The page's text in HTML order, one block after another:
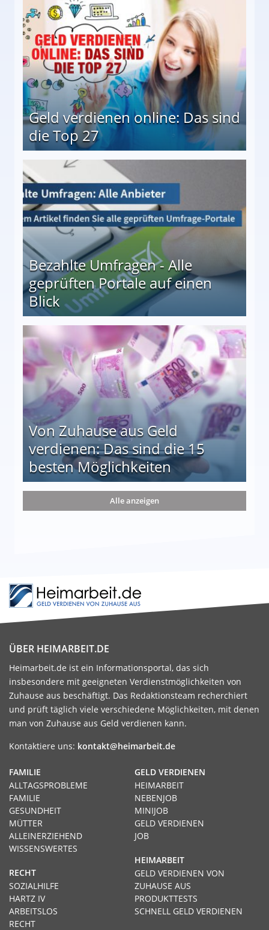
Geld verdienen online: Das sind
die Top 27
Bezahlte Umfragen - Alle
geprüften Portale auf einen
Blick
auf einen Blick
Von Zuhause aus Geld
verdienen: Das sind die 15
besten Möglichkeiten
die 15 besten Möglichkeiten
Alle anzeigen
ÜBER HEIMARBEIT.DE
Heimarbeit.de ist ein Informationsportal, das sich
insbesondere mit geeigneten Verdienstmöglichkeiten von
Zuhause aus beschäftigt. Das Redaktionsteam recherchiert
und prüft täglich viele verschiedene Möglichkeiten, mit denen
man von Zuhause aus Geld verdienen kann.
Kontaktiere uns: kontakt@heimarbeit.de
GELD VERDIENEN
HEIMARBEIT
NEBENJOB
MINIJOB
GELD VERDIENEN
JOB
HEIMARBEIT
GELD VERDIENEN VON
ZUHAUSE AUS
PRODUKTTESTS
SCHNELL GELD VERDIENEN
FAMILIE
ALLTAGSPROBLEME
FAMILIE
GESUNDHEIT
MÜTTER
ALLEINERZIEHEND
WISSENSWERTES
RECHT
SOZIALHILFE
HARTZ IV
ARBEITSLOS
RECHT